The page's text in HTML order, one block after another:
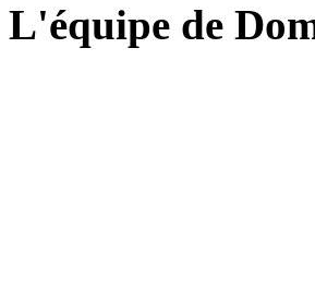
L'équipe de